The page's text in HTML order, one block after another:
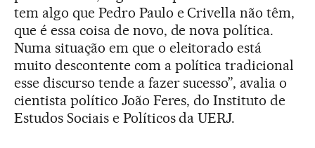
tem algo que Pedro Paulo e Crivella não têm,
que é essa coisa de novo, de nova política.
Numa situação em que o eleitorado está
muito descontente com a política tradicional
esse discurso tende a fazer sucesso”, avalia o
cientista político João Feres, do Instituto de
Estudos Sociais e Políticos da UERJ.